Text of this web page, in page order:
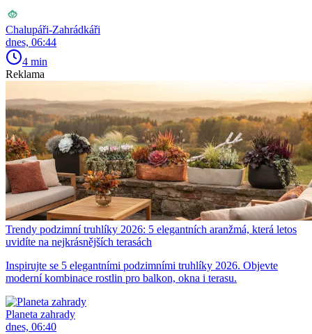
Chalupáři-Zahrádkáři
dnes, 06:44
4 min
Reklama
Trendy podzimní truhlíky 2026: 5 elegantních aranžmá, která letos
uvidíte na nejkrásnějších terasách
Inspirujte se 5 elegantními podzimními truhlíky 2026. Objevte
moderní kombinace rostlin pro balkon, okna i terasu.
Planeta zahrady
dnes, 06:40